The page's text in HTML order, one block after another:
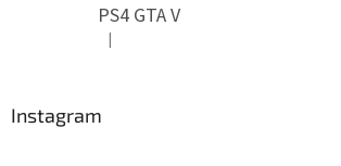
PS4 GTA V
Hodnocení produktu je 5 z 5 hvězdiček.
|
Instagram